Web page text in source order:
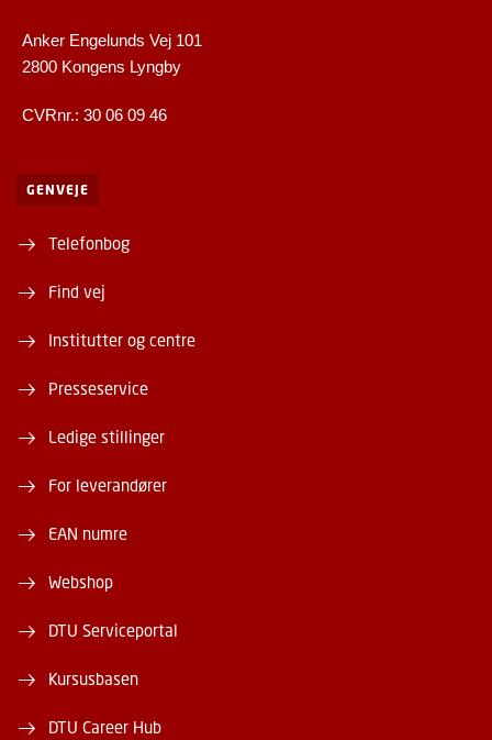
Anker Engelunds Vej 101
2800 Kongens Lyngby
CVRnr.: 30 06 09 46
GENVEJE
Telefonbog
Find vej
Institutter og centre
Presseservice
Ledige stillinger
For leverandører
EAN numre
Webshop
DTU Serviceportal
Kursusbasen
DTU Career Hub